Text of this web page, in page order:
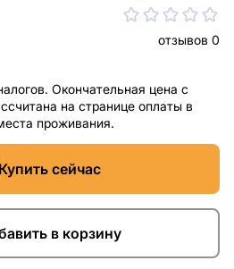
отзывов 0
Окончательная цена с
на странице оплаты в
проживания.
Купить сейчас
в корзину